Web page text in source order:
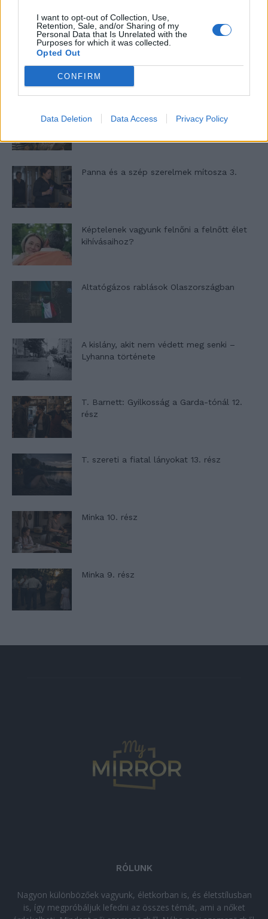
I want to opt-out of Collection, Use,
Retention, Sale, and/or Sharing of my
Personal Data that Is Unrelated with the
Purposes for which it was collected.
Opted Out
CONFIRM
Data Deletion Data Access Privacy Policy
Nyár, nevetés, anekdoták
Panna és a szép szerelmek mítosza 3.
Képtelenek vagyunk felnőni a felnőtt élet
kihívásaihoz?
Altatógázos rablások Olaszországban
A kislány, akit nem védett meg senki –
Lyhanna története
T. Barnett: Gyilkosság a Garda-tónál 12.
rész
T. szereti a fiatal lányokat 13. rész
Minka 10. rész
Minka 9. rész
RÓLUNK
Nagyon különbözőek vagyunk, életkorban is, és életstílusban
is, így megpróbáljuk lefedni az összes témát, ami a nőket